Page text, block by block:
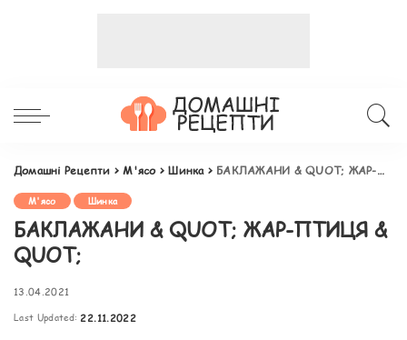
Домашні Рецепти >М'ясо>Шинка> БАКЛАЖАНИ & QUOT; ЖАР-ПТИЦЯ & QUOT;
М'ясо Шинка
БАКЛАЖАНИ & QUOT; ЖАР-ПТИЦЯ &
QUOT;
13.04.2021
Last Updated: 22.11.2022